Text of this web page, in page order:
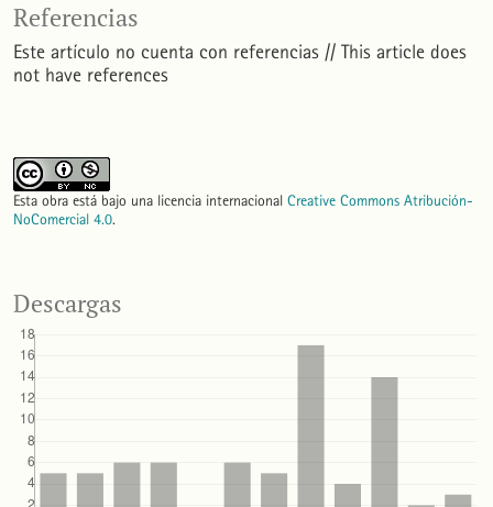
Referencias
Este artículo no cuenta con referencias // This article does
not have references
Esta obra está bajo una licencia internacional Creative Commons Atribución-
NoComercial 4.0.
Descargas